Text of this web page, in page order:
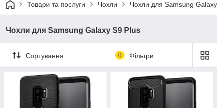
Товари та послуги Чохли Чохли для Samsung Galaxy
Чохли для Samsung Galaxy S9 Plus
Сортування 0 Фільтри